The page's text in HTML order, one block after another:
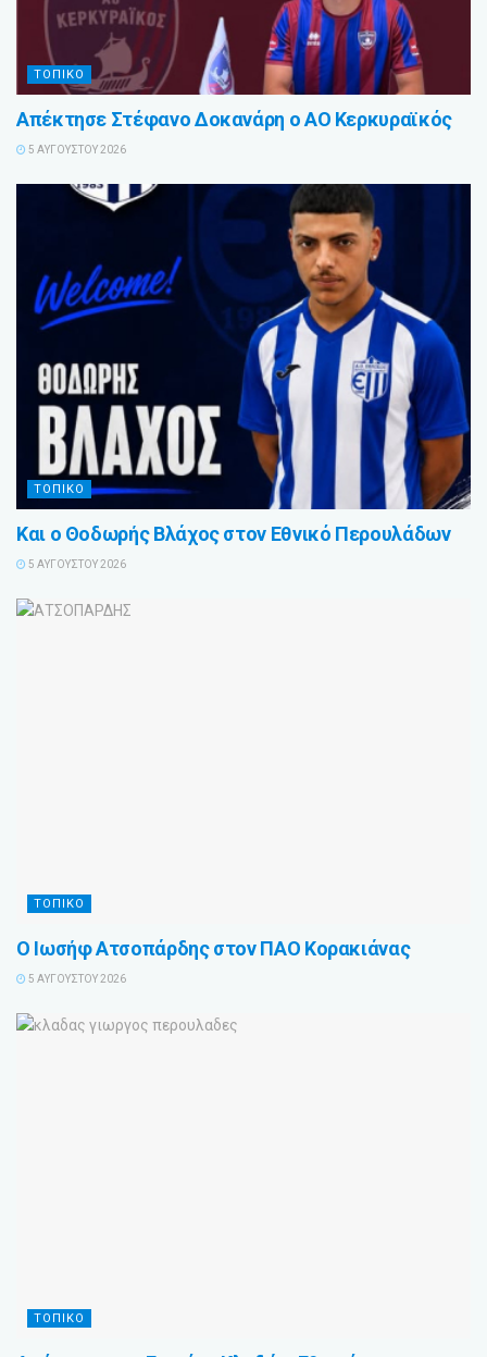
ΤΟΠΙΚΟ
Απέκτησε Στέφανο Δοκανάρη ο ΑΟ Κερκυραϊκός
5 ΑΥΓΟΎΣΤΟΥ 2026
ΤΟΠΙΚΟ
Και ο Θοδωρής Βλάχος στον Εθνικό Περουλάδων
5 ΑΥΓΟΎΣΤΟΥ 2026
ΤΟΠΙΚΟ
Ο Ιωσήφ Ατσοπάρδης στον ΠΑΟ Κορακιάνας
5 ΑΥΓΟΎΣΤΟΥ 2026
ΤΟΠΙΚΟ